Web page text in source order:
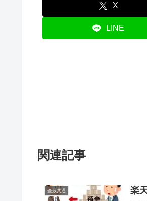
X
LINE
関連記事
全般共通 楽